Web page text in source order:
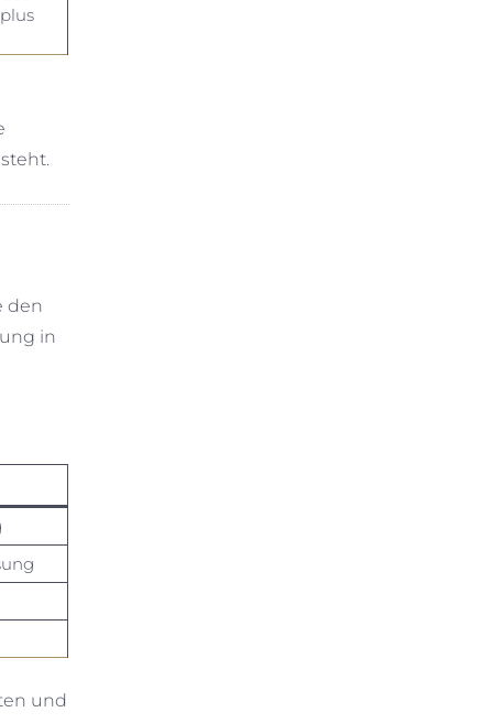
den
in
und